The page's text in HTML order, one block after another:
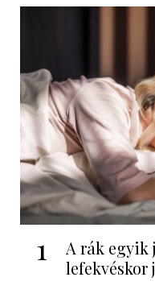
1
A rák egyik
lefekvéskor